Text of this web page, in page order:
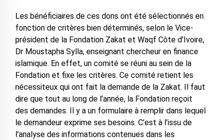
Les bénéficiaires de ces dons ont été sélectionnés en
fonction de critères bien déterminés, selon le Vice-
président de la Fondation Zakat et Waqf Côte d’Ivoire,
Dr Moustapha Sylla, enseignant chercheur en finance
islamique. En effet, un comité se réuni au sein de la
Fondation et fixe les critères. Ce comité retient les
nécessiteux qui ont fait la demande de la Zakat. Il faut
dire que tout au long de l’année, la Fondation reçoit
des demandes. Il y a un formulaire à remplir dans lequel
le demandeur exprime ses besoins. C’est à l’issu de
l’analyse des informations contenues dans les